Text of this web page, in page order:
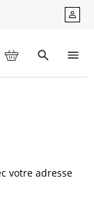
MON
MON PANIER
Toggle
search
votre adresse